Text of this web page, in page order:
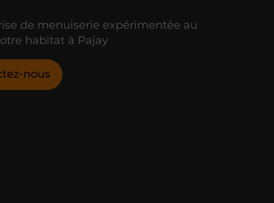
de menuiserie expérimentée au
habitat à Pajay
nous